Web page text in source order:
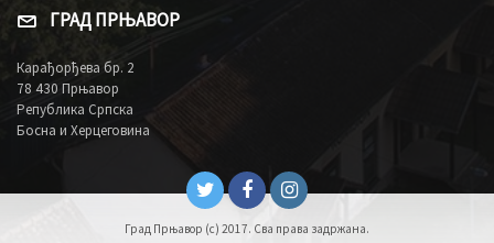
ГРАД ПРЊАВОР
Карађорђева бр. 2
78 430 Прњавор
Република Српска
Босна и Херцеговина
Град Прњавор (c) 2017. Сва права задржана.